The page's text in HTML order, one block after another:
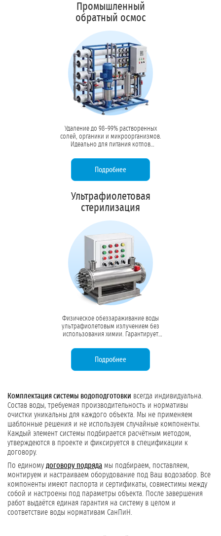
Промышленный
обратный осмос
Удаление до 98–99% растворенных
солей, органики и микроорганизмов.
Идеально для питания котлов
напитков и технологических
процессов, требующих воды высокой
Подробнее
Ультрафиолетовая
стерилизация
Физическое обеззараживание воды
ультрафиолетовым излучением без
использования химии. Гарантирует
образование токсичных побочных
продуктов дезинфекции.
Подробнее
Комплектация системы водоподготовки всегда индивидуальна.
Состав воды, требуемая производительность и нормативы
очистки уникальны для каждого объекта. Мы не применяем
шаблонные решения и не используем случайные компоненты.
Каждый элемент системы подбирается расчётным методом,
утверждеются в проекте и фиксируется в спецификации к
договору.
По единому договору подряда мы подбираем, поставляем,
монтируем и настраиваем оборудование под Ваш водозабор. Все
компоненты имеют паспорта и сертификаты, совместимы между
собой и настроены под параметры объекта. После завершения
работ выдаётся единая гарантия на систему в целом и
соответствие воды нормативам СанПиН.